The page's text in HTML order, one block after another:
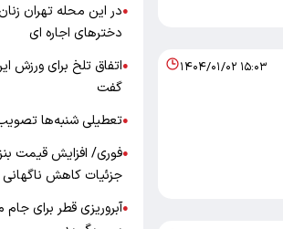
۱۴۰۴/۰۱/۰۲ ۱۵:۰۳
●در این محله تهران
دخترهای اجاره ای
●اتفاق تلخ برای ورزش
گفت
●تعطیلی شنبه‌ها
●فوری/ افزایش قیمت
جزئیات کاهش
●آبروریزی قطر برای